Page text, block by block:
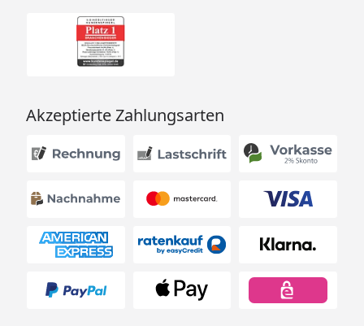
Akzeptierte Zahlungsarten